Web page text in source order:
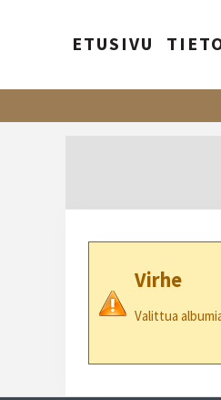
ETUSIVU
Virhe
Valittua